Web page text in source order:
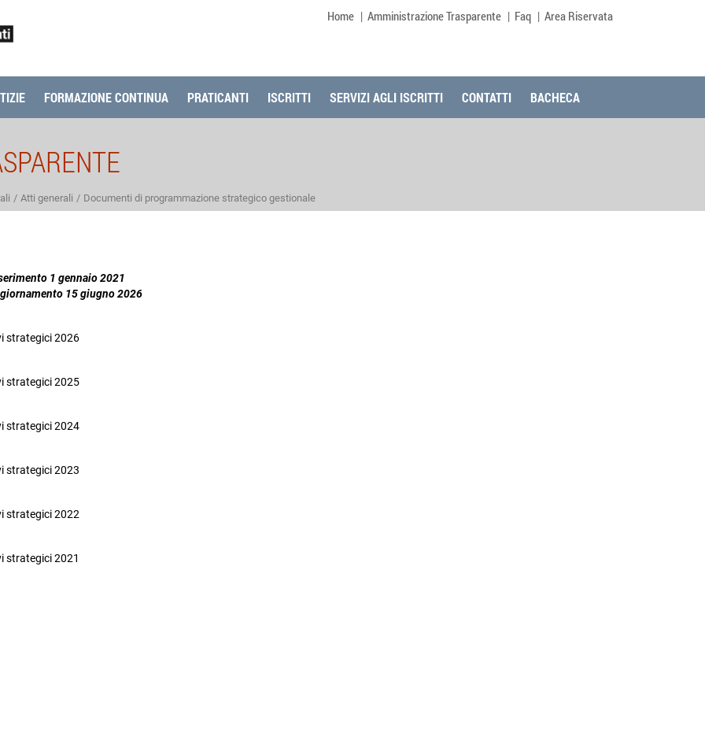
Home Amministrazione Trasparente Faq Area Riservata
FORMAZIONE CONTINUA PRATICANTI ISCRITTI SERVIZI AGLI ISCRITTI CONTATTI BACHECA
Atti generali Documenti di programmazione strategico gestionale
1 gennaio 2021
15 giugno 2026
strategici 2026
strategici 2025
strategici 2024
strategici 2023
strategici 2022
strategici 2021